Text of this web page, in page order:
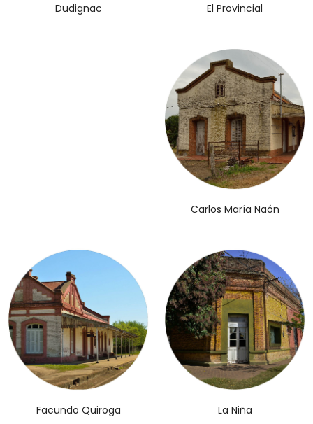
Dudignac El Provincial
Carlos María Naón
Facundo Quiroga La Niña